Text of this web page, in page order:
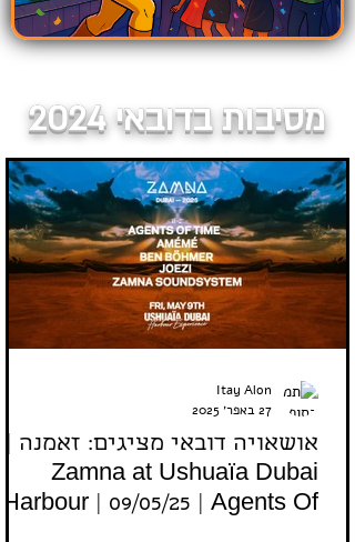
מסיבות בדובאי 2024
אושאויה דובאי מציגים: זאמנה |
Zamna at Ushuaïa Dubai
Harbour | 09/05/25 | Agents Of
Itay Alon
27 באפר׳ 2025